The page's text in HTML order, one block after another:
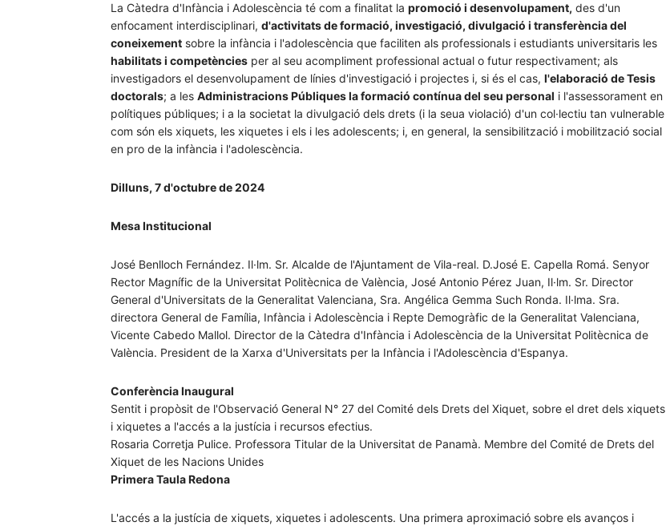
La Càtedra d'Infància i Adolescència té com a finalitat la promoció i desenvolupament, des d'un
enfocament interdisciplinari, d'activitats de formació, investigació, divulgació i transferència del
coneixement sobre la infància i l'adolescència que faciliten als professionals i estudiants universitaris les
habilitats i competències per al seu acompliment professional actual o futur respectivament; als
investigadors el desenvolupament de línies d'investigació i projectes i, si és el cas, l'elaboració de Tesis
doctorals; a les Administracions Públiques la formació contínua del seu personal i l'assessorament en
polítiques públiques; i a la societat la divulgació dels drets (i la seua violació) d'un col·lectiu tan vulnerable
com són els xiquets, les xiquetes i els i les adolescents; i, en general, la sensibilització i mobilització social
en pro de la infància i l'adolescència.
Dilluns, 7 d'octubre de 2024
Mesa Institucional
José Benlloch Fernández. Il·lm. Sr. Alcalde de l'Ajuntament de Vila-real. D.José E. Capella Romá. Senyor
Rector Magnífic de la Universitat Politècnica de València, José Antonio Pérez Juan, Il·lm. Sr. Director
General d'Universitats de la Generalitat Valenciana, Sra. Angélica Gemma Such Ronda. Il·lma. Sra.
directora General de Família, Infància i Adolescència i Repte Demogràfic de la Generalitat Valenciana,
Vicente Cabedo Mallol. Director de la Càtedra d'Infància i Adolescència de la Universitat Politècnica de
València. President de la Xarxa d'Universitats per la Infància i l'Adolescència d'Espanya.
Conferència Inaugural
Sentit i propòsit de l'Observació General N° 27 del Comité dels Drets del Xiquet, sobre el dret dels xiquets
i xiquetes a l'accés a la justícia i recursos efectius.
Rosaria Corretja Pulice. Professora Titular de la Universitat de Panamà. Membre del Comité de Drets del
Xiquet de les Nacions Unides
Primera Taula Redona
L'accés a la justícia de xiquets, xiquetes i adolescents. Una primera aproximació sobre els avanços i